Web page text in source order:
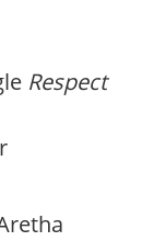
Respect